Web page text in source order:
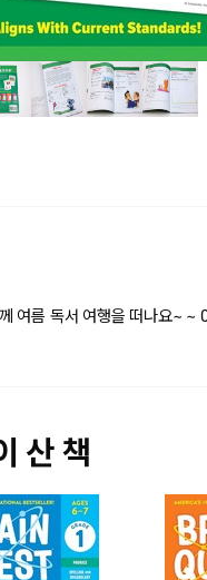
여름 독서 여행을 떠나요~ ~
산 책